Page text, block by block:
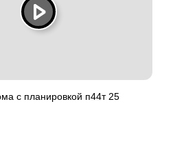
с планировкой п44т 25